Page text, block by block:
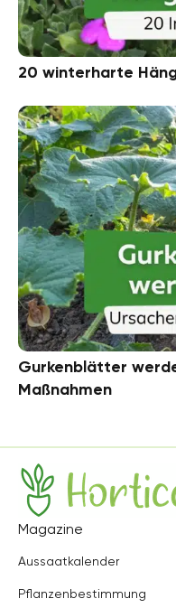
20 winterharte
Gurkenblätter
Maßnahmen
Hortica
Magazine
Aussaatkalender
Pflanzenbestimmung